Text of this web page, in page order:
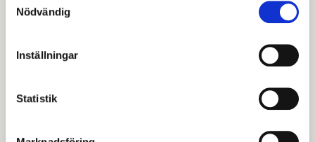
Nödvändig
Inställningar
Statistik
Larven
Myran